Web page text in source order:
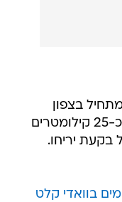
בצפון
ירושלים, שם הוא מתחתר לאורך כ-25 קילומטרים
בקעת יריחו.
בוואדי קלט